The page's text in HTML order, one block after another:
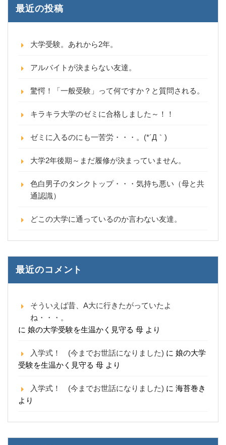
最近の投稿
大学受験。あれから2年。
アルバイトが決まらない友達。
驚愕！「一般受験」って何ですか？と質問される。
キラキラ大学のゼミに合格しました～！！
ゼミに入るのにも一苦労・・・。(*´Д｀)
大学2年後期～まだ履修が決まっていません。
色白男子のタンクトップ・・・気持ち悪い（母と共
通認識）
どこの大学に通っているのか言わない友達。
最近のコメント
そういえば昔、A大に行きたがっていたよ
ね・・・。
に 娘の大学受験を生温かく見守る 母 より
入学式！ (今までお世話になりました) に 娘の大学
受験を生温かく見守る 母 より
入学式！ (今までお世話になりました) に 海苔巻き
より